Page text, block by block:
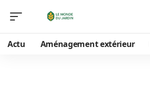
Actu Aménagement extérieur